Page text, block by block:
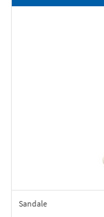
Sandale